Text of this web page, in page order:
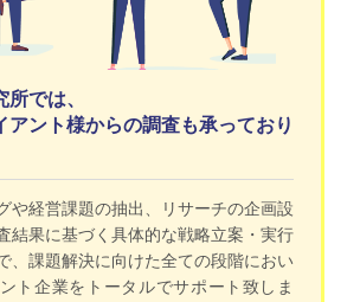
では、
アント様からの調査も承っており
や経営課題の抽出、リサーチの企画設
結果に基づく具体的な戦略立案・実行
、課題解決に向けた全ての段階におい
ト企業をトータルでサポート致しま